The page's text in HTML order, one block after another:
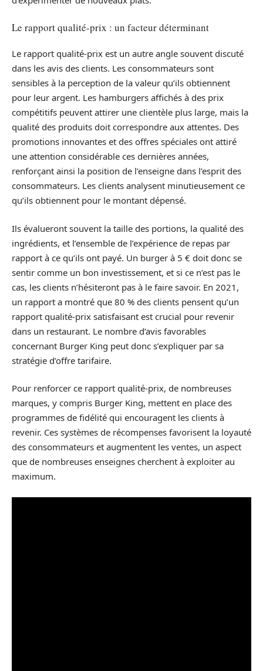
Le rapport qualité-prix : un facteur déterminant
Le rapport qualité-prix est un autre angle souvent discuté
dans les avis des clients. Les consommateurs sont
sensibles à la perception de la valeur qu’ils obtiennent
pour leur argent. Les hamburgers affichés à des prix
compétitifs peuvent attirer une clientèle plus large, mais la
qualité des produits doit correspondre aux attentes. Des
promotions innovantes et des offres spéciales ont attiré
une attention considérable ces dernières années,
renforçant ainsi la position de l’enseigne dans l’esprit des
consommateurs. Les clients analysent minutieusement ce
qu’ils obtiennent pour le montant dépensé.
Ils évalueront souvent la taille des portions, la qualité des
ingrédients, et l’ensemble de l’expérience de repas par
rapport à ce qu’ils ont payé. Un burger à 5 € doit donc se
sentir comme un bon investissement, et si ce n’est pas le
cas, les clients n’hésiteront pas à le faire savoir. En 2021,
un rapport a montré que 80 % des clients pensent qu’un
rapport qualité-prix satisfaisant est crucial pour revenir
dans un restaurant. Le nombre d’avis favorables
concernant Burger King peut donc s’expliquer par sa
stratégie d’offre tarifaire.
Pour renforcer ce rapport qualité-prix, de nombreuses
marques, y compris Burger King, mettent en place des
programmes de fidélité qui encouragent les clients à
revenir. Ces systèmes de récompenses favorisent la loyauté
des consommateurs et augmentent les ventes, un aspect
que de nombreuses enseignes cherchent à exploiter au
maximum.